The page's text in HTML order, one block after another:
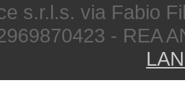
s.r.l.s. via Fabio
- REA